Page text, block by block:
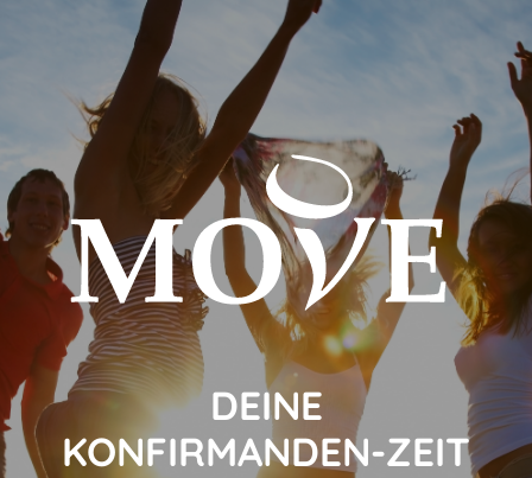
DEINE
KONFIRMANDEN-ZEIT